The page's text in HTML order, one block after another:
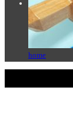
home